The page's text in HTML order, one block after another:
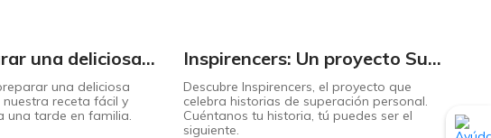
Cómo preparar una deliciosa pizza casera paso a paso
una deliciosa
receta fácil y
una tarde en familia.
Inspirencers: Un proyecto Supermaxi que invita a ser parte del cambio.
Descubre Inspirencers, el proyecto que
celebra historias de superación personal.
Cuéntanos tu historia, tú puedes ser el
siguiente.